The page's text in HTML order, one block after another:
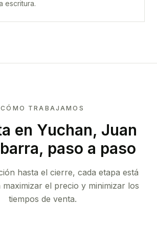
escritura.
CÓMO TRABAJAMOS
en Yuchan, Juan
, paso a paso
hasta el cierre, cada etapa está
maximizar el precio y minimizar los
tiempos de venta.